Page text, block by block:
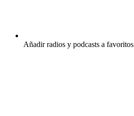
Añadir radios y podcasts a favoritos